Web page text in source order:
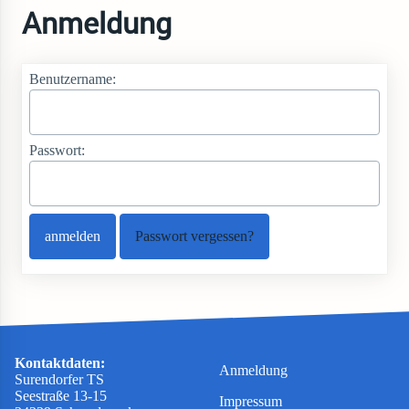
Anmeldung
Benutzername:
Passwort:
Passwort vergessen?
Kontaktdaten:
Surendorfer TS
Seestraße 13-15
Anmeldung
Impressum